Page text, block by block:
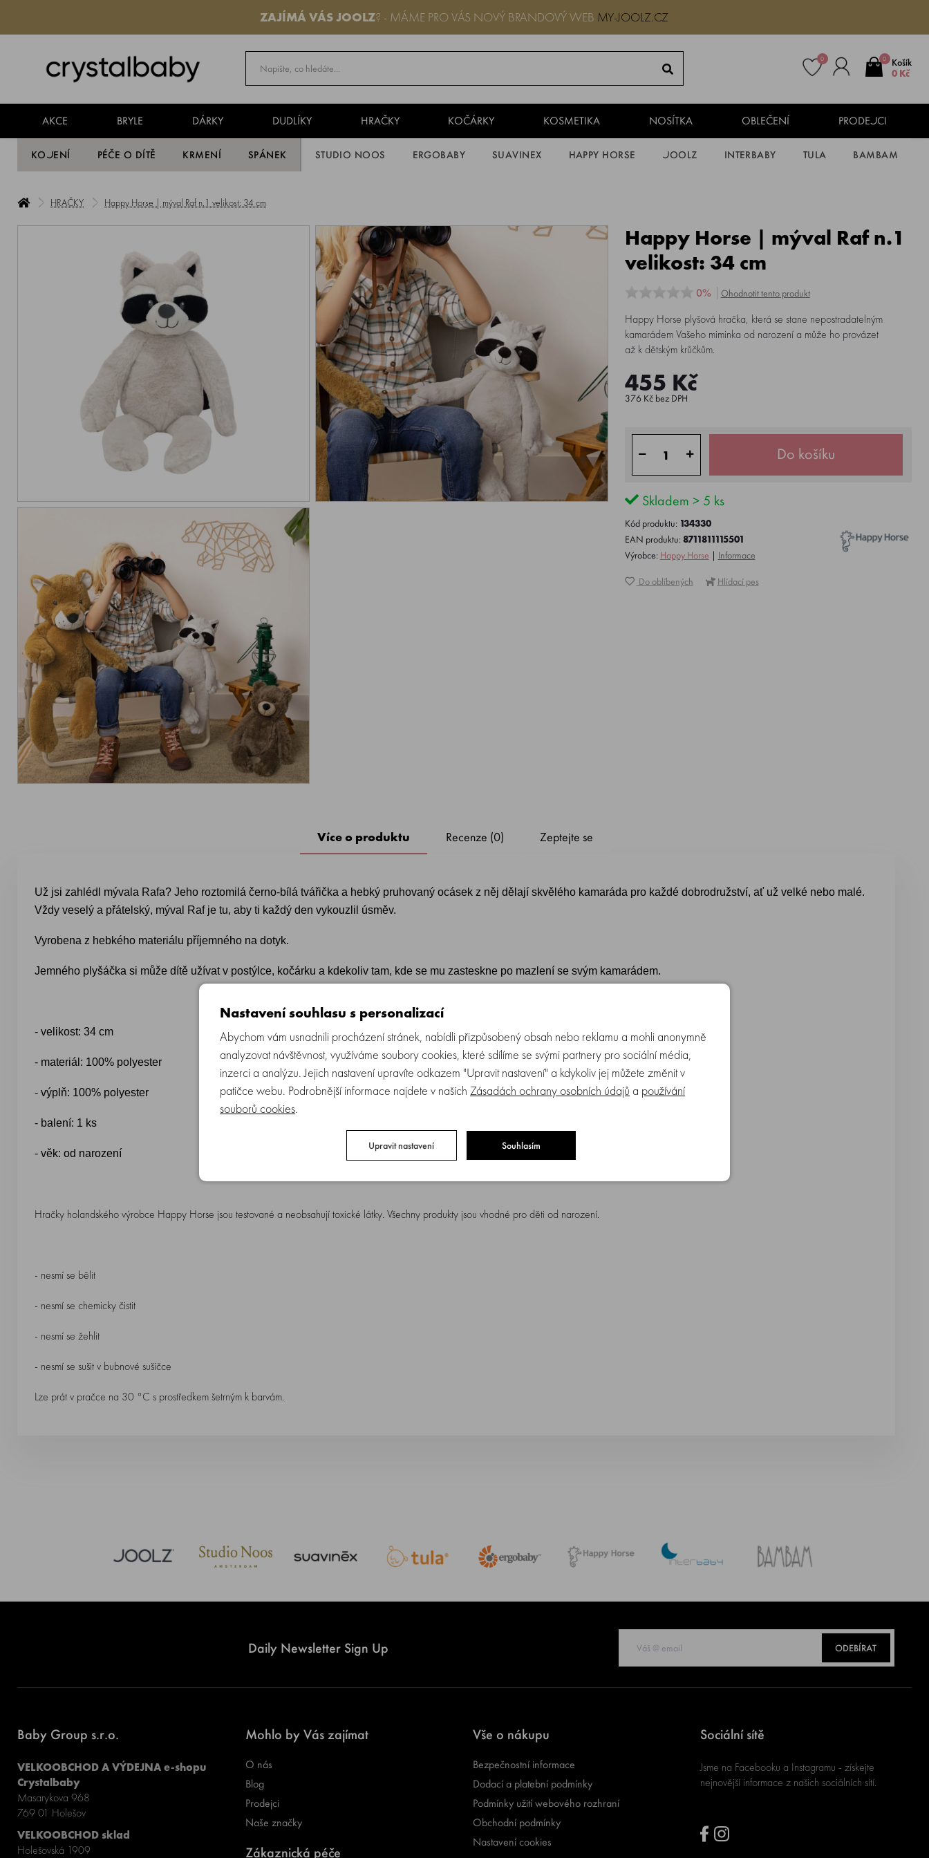
ZAJÍMÁ VÁS JOOLZ? - MÁME PRO VÁS NOVÝ BRANDOVÝ WEB MY-JOOLZ.CZ
0
Košík
0 Kč
0
AKCE BRYLE DÁRKY DUDLÍKY HRAČKY KOČÁRKY KOSMETIKA NOSÍTKA OBLEČENÍ PRODEJCI
KOJENÍ PÉČE O DÍTĚ KRMENÍ SPÁNEK STUDIO NOOS ERGOBABY SUAVINEX HAPPY HORSE JOOLZ INTERBABY TULA BAMBAM
HRAČKY Happy Horse | mýval Raf n.1 velikost: 34 cm
Happy Horse | mýval Raf n.1
velikost: 34 cm
0% Ohodnotit tento produkt
Happy Horse plyšová hračka, která se stane nepostradatelným
kamarádem Vašeho miminka od narození a může ho provázet
až k dětským krůčkům.
455 Kč
376 Kč bez DPH
Do košíku
Skladem > 5 ks
Kód produktu: 134330
EAN produktu:8711811115501
Výrobce: Happy Horse | Informace
Do oblíbených Hlídací pes
Více o produktu Recenze (0) Zeptejte se
Už jsi zahlédl mývala Rafa? Jeho roztomilá černo-bílá tvářička a hebký pruhovaný ocásek z něj dělají skvělého kamaráda pro každé dobrodružství, ať už velké nebo malé.
Vždy veselý a přátelský, mýval Raf je tu, aby ti každý den vykouzlil úsměv.
Vyrobena z hebkého materiálu příjemného na dotyk.
Jemného plyšáčka si může dítě užívat v postýlce, kočárku a kdekoliv tam, kde se mu zasteskne po mazlení se svým kamarádem.
- velikost: 34 cm
- materiál: 100% polyester
- výplň: 100% polyester
- balení: 1 ks
- věk: od narození
Hračky holandského výrobce Happy Horse jsou testované a neobsahují toxické látky. Všechny produkty jsou vhodné pro děti od narození.
- nesmí se bělit
- nesmí se chemicky čistit
- nesmí se žehlit
- nesmí se sušit v bubnové sušičce
Lze prát v pračce na 30 °C s prostředkem šetrným k barvám.
Daily Newsletter Sign Up ODEBÍRAT
Baby Group s.r.o.
VELKOOBCHOD A VÝDEJNA e-shopu
Crystalbaby
Masarykova 968
769 01 Holešov
VELKOOBCHOD sklad
Holešovská 1909
Mohlo by Vás zajímat
O nás
Blog
Prodejci
Naše značky
Zákaznická péče
Vše o nákupu
Bezpečnostní informace
Dodací a platební podmínky
Podmínky užití webového rozhraní
Obchodní podmínky
Nastavení cookies
Sociální sítě
Jsme na Facebooku a Instagramu - získejte
nejnovější informace z našich sociálních sítí.
Nastavení souhlasu s personalizací
Abychom vám usnadnili procházení stránek, nabídli přizpůsobený obsah nebo reklamu a mohli anonymně
analyzovat návštěvnost, využíváme soubory cookies, které sdílíme se svými partnery pro sociální média,
inzerci a analýzu. Jejich nastavení upravíte odkazem "Upravit nastavení" a kdykoliv jej můžete změnit v
patičce webu. Podrobnější informace najdete v našich Zásadách ochrany osobních údajů a používání
souborů cookies.
Upravit nastavení Souhlasím